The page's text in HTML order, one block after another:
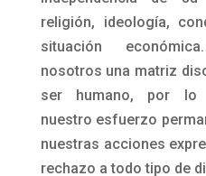
religión, ideología,
situación
nosotros una matriz
ser humano, por lo
nuestro esfuerzo
nuestras acciones
rechazo a todo tipo de